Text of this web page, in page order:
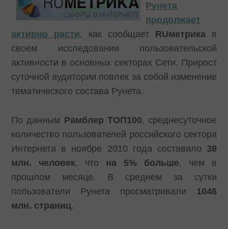
Рунета
продолжает
активно расти, как сообщает RUметрикав
своем исследовании пользовательской
активности в основных секторах Сети. Прирост
суточной аудитории повлек за собой изменение
тематического состава Рунета.
По данным Рамблер ТОП100, среднесуточное
количество пользователей российского сектора
Интернета в ноябре 2010 года составило 38
млн. человек, что на 5% больше, чем в
прошлом месяце. В среднем за сутки
пользователи Рунета просматривали 1046
млн. страниц.